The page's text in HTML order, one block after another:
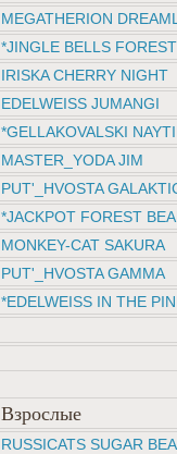
MEGATHERION
*JINGLE BELLS
IRISKA CHERRY NIGHT
EDELWEISS JUMANGI
*GELLAKOVALSKI
MASTER_YODA JIM
PUT'_HVOSTA
*JACKPOT FOREST
MONKEY-CAT SAKURA
PUT'_HVOSTA GAMMA
*EDELWEISS IN THE
Взрослые
RUSSICATS SUGAR